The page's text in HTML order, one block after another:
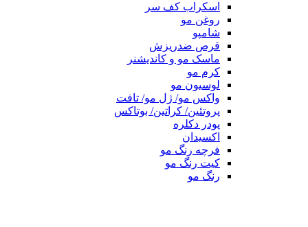
اسکراب کف سر
روغن مو
شامپو
قرص ضدریزش
ماسک مو و کاندیشنر
کرم مو
لوسیون مو
واکس مو/ ژل مو/ تافت
پروتئین/ کراتین/ بوتاکس
پودر دکلره
اکسیدان
فرچه رنگ مو
کیت رنگ مو
رنگ مو